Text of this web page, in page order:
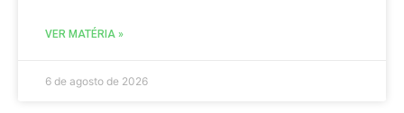
VER MATÉRIA »
6 de agosto de 2026